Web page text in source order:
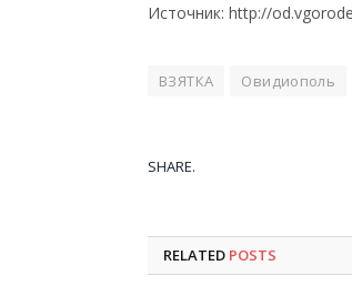
Источник: http://
ВЗЯТКА Овидиополь
SHARE.
RELATED POSTS